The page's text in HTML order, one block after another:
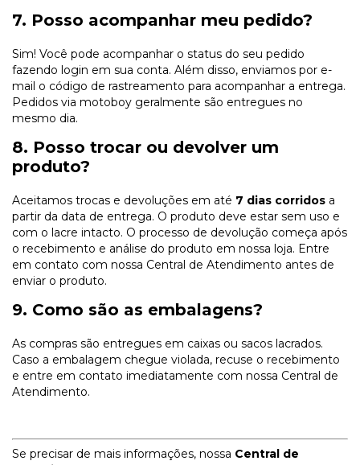
7. Posso acompanhar meu pedido?
Sim! Você pode acompanhar o status do seu pedido
fazendo login em sua conta. Além disso, enviamos por e-
mail o código de rastreamento para acompanhar a entrega.
Pedidos via motoboy geralmente são entregues no
mesmo dia.
8. Posso trocar ou devolver um
produto?
Aceitamos trocas e devoluções em até 7 dias corridos a
partir da data de entrega. O produto deve estar sem uso e
com o lacre intacto. O processo de devolução começa após
o recebimento e análise do produto em nossa loja. Entre
em contato com nossa Central de Atendimento antes de
enviar o produto.
9. Como são as embalagens?
As compras são entregues em caixas ou sacos lacrados.
Caso a embalagem chegue violada, recuse o recebimento
e entre em contato imediatamente com nossa Central de
Atendimento.
Se precisar de mais informações, nossa Central de